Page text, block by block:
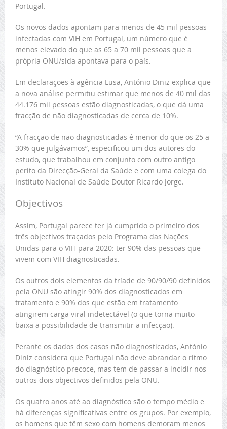
Portugal.
Os novos dados apontam para menos de 45 mil pessoas
infectadas com VIH em Portugal, um número que é
menos elevado do que as 65 a 70 mil pessoas que a
própria ONU/sida apontava para o país.
Em declarações à agência Lusa, António Diniz explica que
a nova análise permitiu estimar que menos de 40 mil das
44.176 mil pessoas estão diagnosticadas, o que dá uma
fracção de não diagnosticadas de cerca de 10%.
“A fracção de não diagnosticadas é menor do que os 25 a
30% que julgávamos”, especificou um dos autores do
estudo, que trabalhou em conjunto com outro antigo
perito da Direcção-Geral da Saúde e com uma colega do
Instituto Nacional de Saúde Doutor Ricardo Jorge.
Objectivos
Assim, Portugal parece ter já cumprido o primeiro dos
três objectivos traçados pelo Programa das Nações
Unidas para o VIH para 2020: ter 90% das pessoas que
vivem com VIH diagnosticadas.
Os outros dois elementos da tríade de 90/90/90 definidos
pela ONU são atingir 90% dos diagnosticados em
tratamento e 90% dos que estão em tratamento
atingirem carga viral indetectável (o que torna muito
baixa a possibilidade de transmitir a infecção).
Perante os dados dos casos não diagnosticados, António
Diniz considera que Portugal não deve abrandar o ritmo
do diagnóstico precoce, mas tem de passar a incidir nos
outros dois objectivos definidos pela ONU.
Os quatro anos até ao diagnóstico são o tempo médio e
há diferenças significativas entre os grupos. Por exemplo,
os homens que têm sexo com homens demoram menos